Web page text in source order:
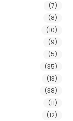
(7)
(8)
(10)
(9)
(5)
(35)
(13)
(38)
(11)
(12)